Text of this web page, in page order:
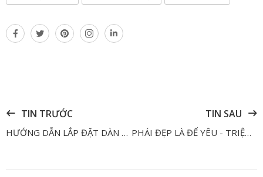
TIN TRƯỚC
HƯỚNG DẪN LẮP ĐẶT DÀN KARAOKE GIA ĐÌNH CHO ÂM THANH HAY NHẤT
TIN SAU
PHÁI ĐẸP LÀ ĐỂ YÊU - TRIỆU DEAL CƯNG CHIỀU